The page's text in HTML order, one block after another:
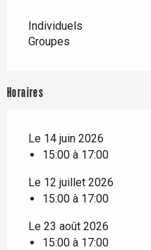
Individuels
Groupes
Horaires
Le 14 juin 2026
15:00 à 17:00
Le 12 juillet 2026
15:00 à 17:00
Le 23 août 2026
15:00 à 17:00